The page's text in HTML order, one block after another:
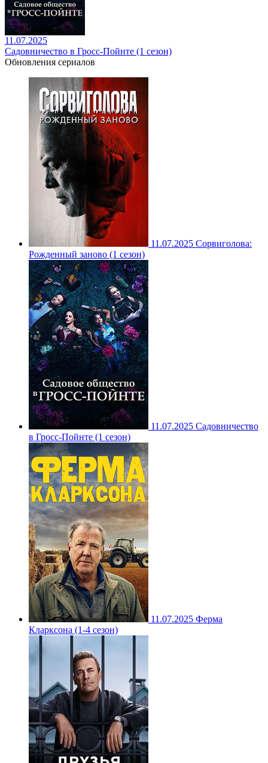
11.07.2025
Садовничество в Гросс-Пойнте (1 сезон)
Обновления сериалов
11.07.2025 Сорвиголова:
Рожденный заново (1 сезон)
11.07.2025 Садовничество
в Гросс-Пойнте (1 сезон)
11.07.2025 Ферма
Кларксона (1-4 сезон)